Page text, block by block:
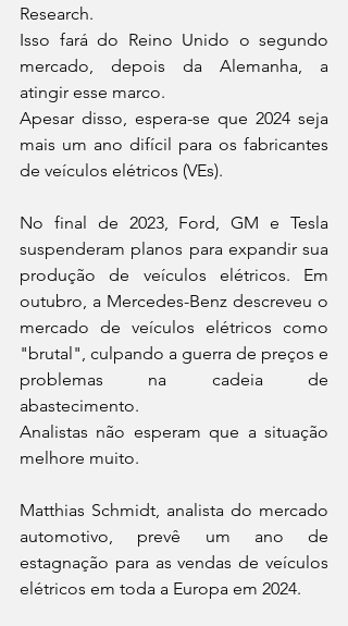
Research.
Isso fará do Reino Unido o segundo
mercado, depois da Alemanha, a
atingir esse marco.
Apesar disso, espera-se que 2024 seja
mais um ano difícil para os fabricantes
de veículos elétricos (VEs).
No final de 2023, Ford, GM e Tesla
suspenderam planos para expandir sua
produção de veículos elétricos. Em
outubro, a Mercedes-Benz descreveu o
mercado de veículos elétricos como
"brutal", culpando a guerra de preços e
problemas na cadeia de
abastecimento.
Analistas não esperam que a situação
melhore muito.
Matthias Schmidt, analista do mercado
automotivo, prevê um ano de
estagnação para as vendas de veículos
elétricos em toda a Europa em 2024.